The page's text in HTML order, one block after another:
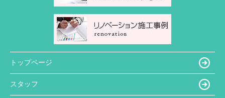
トップページ
スタッフ